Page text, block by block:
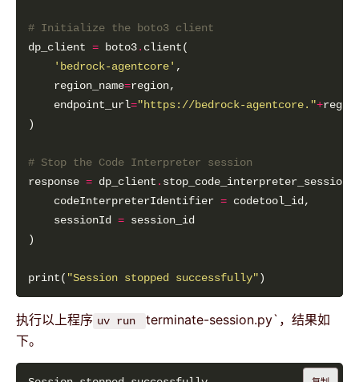
# Initialize the boto3 client
dp_client = boto3.
'bedrock-agentcore'
    region_name
=
    endpoint_url
="https://bedrock-agentcore."+
# Stop the Code Interpreter session
response = dp_client .
    codeInterpreterIdentifier
=
    sessionId
=
print( "Session stopped successfully"
执行以上程序 uv run
terminate-session.py`，结果如
下。